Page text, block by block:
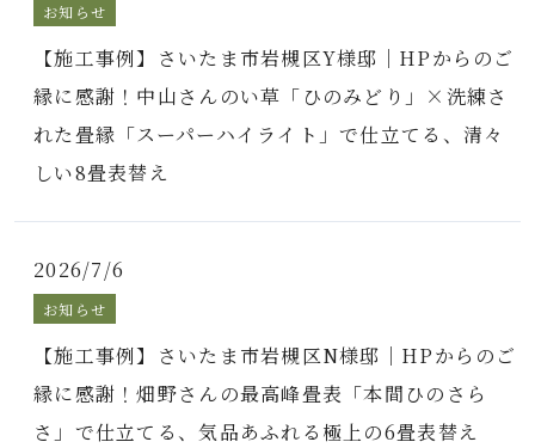
お知らせ
【施工事例】さいたま市岩槻区Y様邸｜HPからのご
縁に感謝！中山さんのい草「ひのみどり」×洗練さ
れた畳縁「スーパーハイライト」で仕立てる、清々
しい8畳表替え
2026/7/6
お知らせ
【施工事例】さいたま市岩槻区N様邸｜HPからのご
縁に感謝！畑野さんの最高峰畳表「本間ひのさら
さ」で仕立てる、気品あふれる極上の6畳表替え